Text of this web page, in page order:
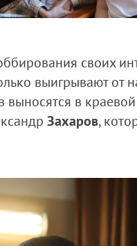
своих
выигрывают
в краевой
Захаров,